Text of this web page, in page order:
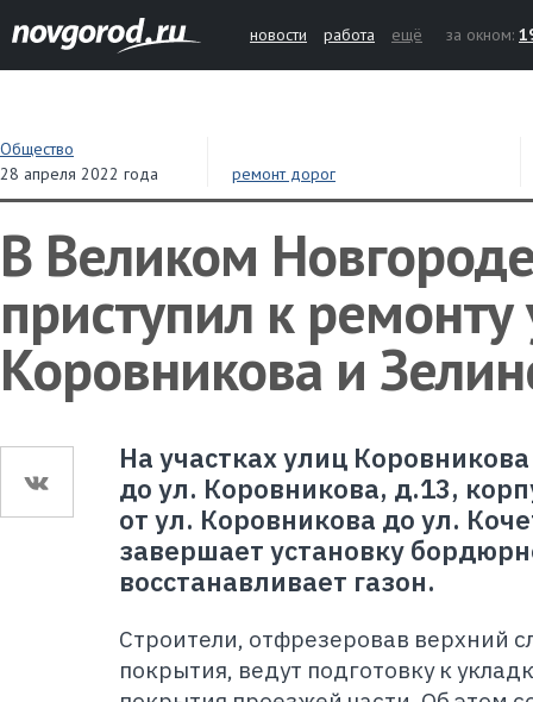
новости работа ещё за окном:
Общество
28 апреля 2022 года
ремонт дорог
В Великом
приступил к ремонту
Коровникова и
На участках улиц
до ул. Коровникова, д.13,
от ул. Коровникова до ул.
завершает установку
восстанавливает газон.
Строители, отфрезеровав верхний
покрытия, ведут подготовку к